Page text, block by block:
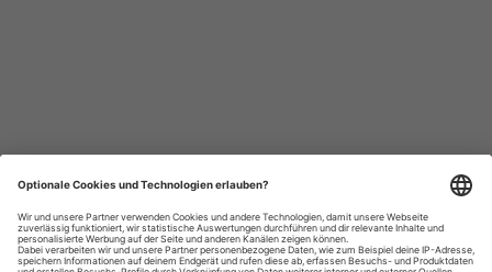
Datenschutzhinweise
Impressum